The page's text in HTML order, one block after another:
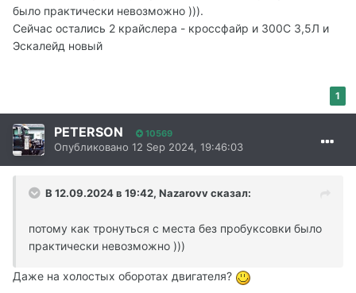
было практически невозможно ))).
Сейчас остались 2 крайслера - кроссфайр и 300С 3,5Л и
Эскалейд новый
1
PETERSON 10569
Опубликовано 12 Sep 2024, 19:46:03
В 12.09.2024 в 19:42, Nazarovvсказал:
потому как тронуться с места без пробуксовки было
практически невозможно )))
Даже на холостых оборотах двигателя?